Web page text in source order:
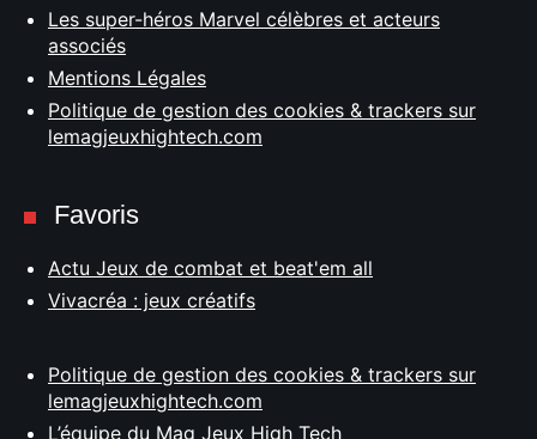
Les super-héros Marvel célèbres et acteurs
associés
Mentions Légales
Politique de gestion des cookies & trackers sur
lemagjeuxhightech.com
Favoris
Actu Jeux de combat et beat'em all
Vivacréa : jeux créatifs
Politique de gestion des cookies & trackers sur
lemagjeuxhightech.com
L’équipe du Mag Jeux High Tech